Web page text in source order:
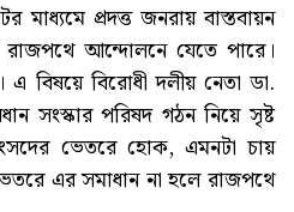
প্রদত্ত জনরায় বাস্তবায়ন
আন্দোলনে যেতে পারে।
বিষয়ে বিরোধী দলীয় নেতা ডা.
সংস্কার পরিষদ গঠন নিয়ে সৃষ্ট
ভেতরে হোক, এমনটা চায়
এর সমাধান না হলে রাজপথে